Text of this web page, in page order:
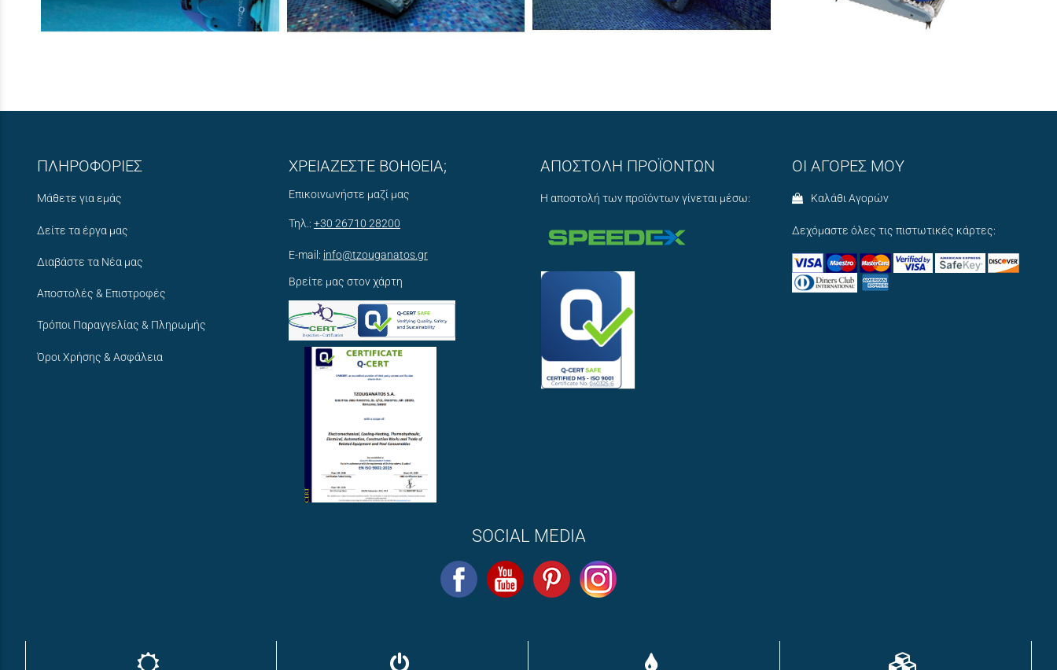
ΠΛΗΡΟΦΟΡΙΕΣ
Μάθετε για εμάς
Δείτε τα έργα μας
Διαβάστε τα Νέα μας
Αποστολές & Επιστροφές
Τρόποι Παραγγελίας & Πληρωμής
Όροι Χρήσης & Ασφάλεια
ΧΡΕΙΑΖΕΣΤΕ ΒΟΗΘΕΙΑ;
Επικοινωνήστε μαζί μας
Τηλ.: +30 26710 28200
E-mail: info@tzouganatos.gr
Βρείτε μας στον χάρτη
ΑΠΟΣΤΟΛΗ ΠΡΟΪΟΝΤΩΝ
Η αποστολή των προϊόντων γίνεται μέσω:
ΟΙ ΑΓΟΡΕΣ ΜΟΥ
Καλάθι Αγορών
Δεχόμαστε όλες τις πιστωτικές κάρτες:
SOCIAL MEDIA